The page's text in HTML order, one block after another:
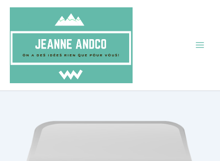
Aller
contenu